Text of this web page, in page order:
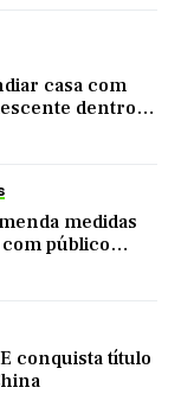
casa com
dentro
medidas
público
conquista título